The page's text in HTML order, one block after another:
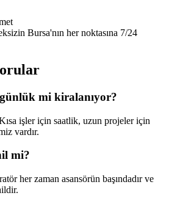
Bursa'nın her noktasına 7/24
mi kiralanıyor?
işler için saatlik, uzun projeler için
vardır.
mi?
her zaman asansörün başındadır ve